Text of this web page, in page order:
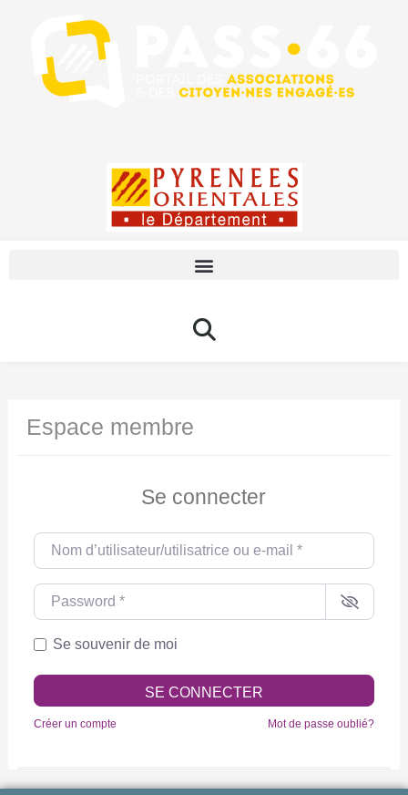
Espace membre
Se connecter
Nom d’utilisateur/utilisatrice ou e-mail
Password
Se souvenir de moi
SE CONNECTER
Créer un compte Mot de passe oublié?